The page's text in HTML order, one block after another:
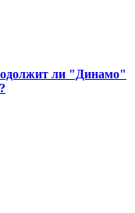
ли "Динамо"